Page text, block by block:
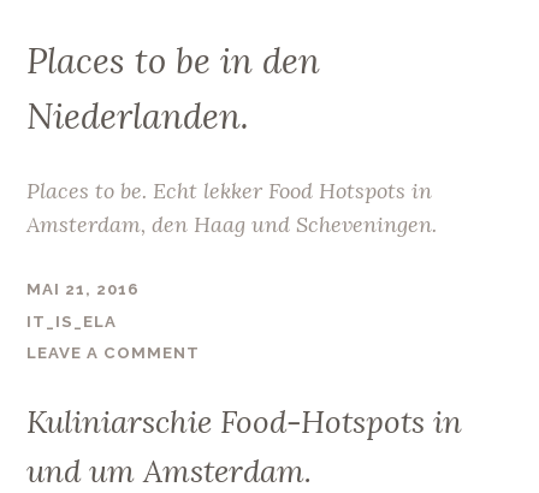
Places to be in den
Niederlanden.
Places to be. Echt lekker Food Hotspots in
Amsterdam, den Haag und Scheveningen.
MAI 21, 2016
IT_IS_ELA
LEAVE A COMMENT
Kuliniarschie Food-Hotspots in
und um Amsterdam.